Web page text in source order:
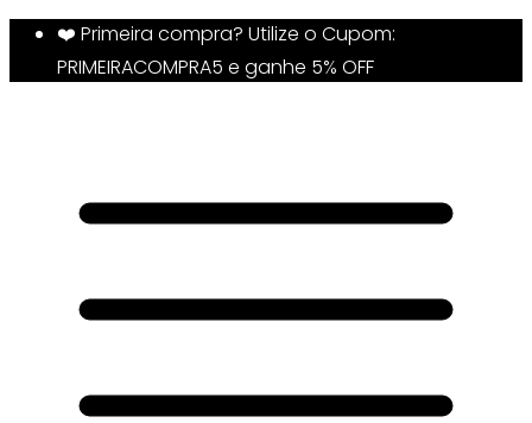
❤️ Primeira compra? Utilize o Cupom:
PRIMEIRACOMPRA5 e ganhe 5% OFF